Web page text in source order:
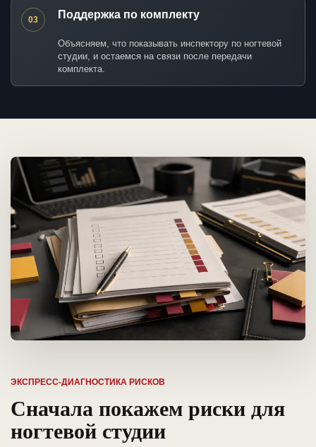
03 Поддержка по комплекту
Объясняем, что показывать инспектору по ногтевой
студии, и остаемся на связи после передачи
комплекта.
ЭКСПРЕСС-ДИАГНОСТИКА РИСКОВ
Сначала покажем риски для
ногтевой студии